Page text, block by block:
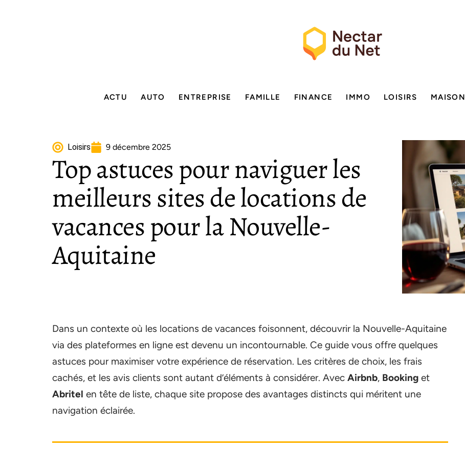
ACTU AUTO ENTREPRISE FAMILLE FINANCE IMMO LOISIRS MAISON
Loisirs 9 décembre 2025
Top astuces pour naviguer les
meilleurs sites de locations de
vacances pour la Nouvelle-
Aquitaine
Dans un contexte où les locations de vacances foisonnent, découvrir la Nouvelle-Aquitaine
via des plateformes en ligne est devenu un incontournable. Ce guide vous offre quelques
astuces pour maximiser votre expérience de réservation. Les critères de choix, les frais
cachés, et les avis clients sont autant d’éléments à considérer. Avec Airbnb, Booking et
Abritel en tête de liste, chaque site propose des avantages distincts qui méritent une
navigation éclairée.